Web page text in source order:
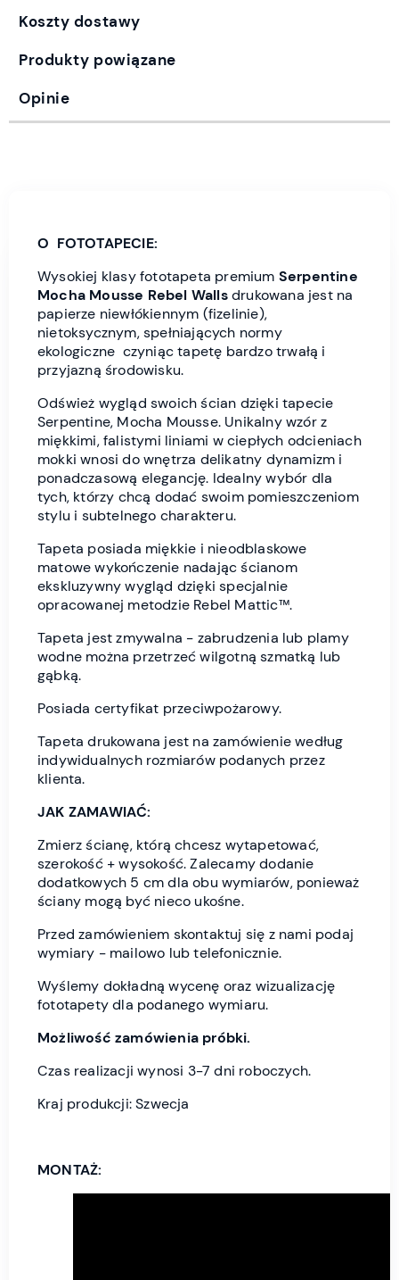
Koszty dostawy
Produkty powiązane
Opinie
O FOTOTAPECIE:
Wysokiej klasy fototapeta premium Serpentine
Mocha Mousse Rebel Wallsdrukowana jest na
papierze niewłókiennym (fizelinie),
nietoksycznym, spełniających normy
ekologiczne czyniąc tapetę bardzo trwałą i
przyjazną środowisku.
Odśwież wygląd swoich ścian dzięki tapecie
Serpentine, Mocha Mousse. Unikalny wzór z
miękkimi, falistymi liniami w ciepłych odcieniach
mokki wnosi do wnętrza delikatny dynamizm i
ponadczasową elegancję. Idealny wybór dla
tych, którzy chcą dodać swoim pomieszczeniom
stylu i subtelnego charakteru.
Tapeta posiada miękkie i nieodblaskowe
matowe wykończenie nadając ścianom
ekskluzywny wygląd dzięki specjalnie
opracowanej metodzie Rebel Mattic™.
Tapeta jest zmywalna - zabrudzenia lub plamy
wodne można przetrzeć wilgotną szmatką lub
gąbką.
Posiada certyfikat przeciwpożarowy.
Tapeta drukowana jest na zamówienie według
indywidualnych rozmiarów podanych przez
klienta.
JAK ZAMAWIAĆ:
Zmierz ścianę, którą chcesz wytapetować,
szerokość + wysokość. Zalecamy dodanie
dodatkowych 5 cm dla obu wymiarów, ponieważ
ściany mogą być nieco ukośne.
Przed zamówieniem skontaktuj się z nami podaj
wymiary - mailowo lub telefonicznie.
Wyślemy dokładną wycenę oraz wizualizację
fototapety dla podanego wymiaru.
Możliwość zamówienia próbki.
Czas realizacji wynosi 3-7 dni roboczych.
Kraj produkcji: Szwecja
MONTAŻ: